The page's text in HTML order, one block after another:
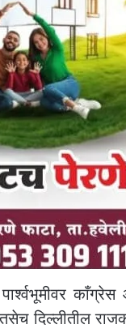
पार्श्वभूमीवर